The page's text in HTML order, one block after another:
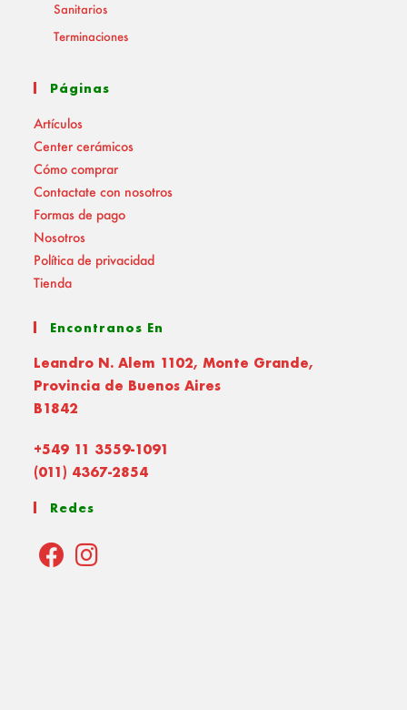
Sanitarios
Terminaciones
Páginas
Artículos
Center cerámicos
Cómo comprar
Contactate con nosotros
Formas de pago
Nosotros
Política de privacidad
Tienda
Encontranos En
Leandro N. Alem 1102, Monte Grande,
Provincia de Buenos Aires
B1842
+549 11 3559-1091
(011) 4367-2854
Redes